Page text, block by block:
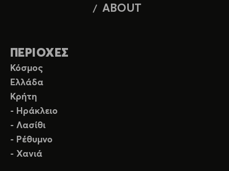
ABOUT
ΠΕΡΙΟΧΕΣ
Κόσμος
Ελλάδα
Κρήτη
- Ηράκλειο
- Λασίθι
- Ρέθυμνο
- Χανιά